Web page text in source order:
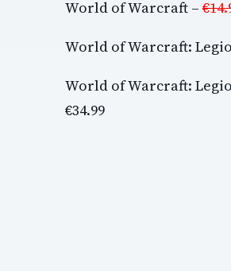
World of Warcraft –
World of Warcraft:
World of Warcraft:
€34.99